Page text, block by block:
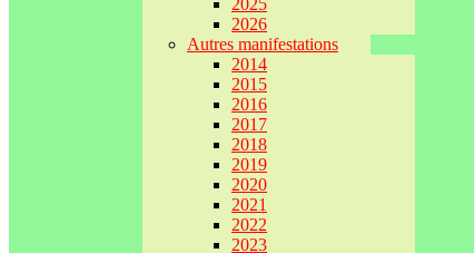
2025
2026
Autres manifestations
2014
2015
2016
2017
2018
2019
2020
2021
2022
2023